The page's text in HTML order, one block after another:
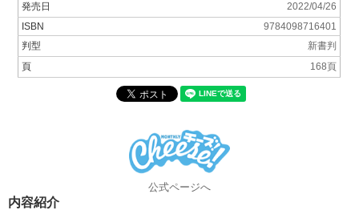
発売日
2022/04/26
ISBN
9784098716401
判型
新書判
頁
168頁
公式ページへ
内容紹介